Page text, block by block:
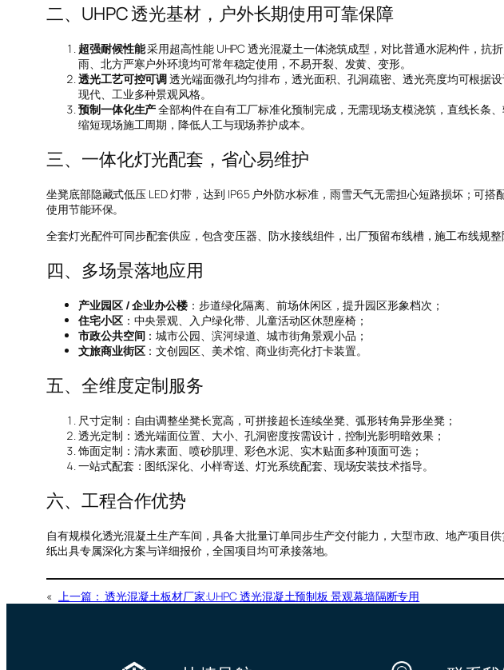
二、UHPC 透光基材，户外长期使用可靠保障
超强耐候性能采用超高性能 UHPC 透光混凝土一体浇筑成型，对比普通水泥构件，抗
雨、北方严寒户外环境均可常年稳定使用，不易开裂、发黄、变形。
透光工艺可控可调透光端面微孔均匀排布，透光面积、孔洞疏密、透光亮度均可根据
现代、工业多种景观风格。
预制一体化生产全部构件在自有工厂标准化预制完成，无需现场支模浇筑，直线长条
缩短现场施工周期，降低人工与现场养护成本。
三、一体化灯光配套，省心易维护
坐凳底部隐藏式低压 LED 灯带，达到 IP65 户外防水标准，雨雪天气无需担心短路损坏；可
使用节能环保。
全套灯光配件可同步配套供应，包含变压器、防水接线组件，出厂预留布线槽，施工布线规
四、多场景落地应用
产业园区 / 企业办公楼：步道绿化隔离、前场休闲区，提升园区形象档次；
住宅小区：中央景观、入户绿化带、儿童活动区休憩座椅；
市政公共空间：城市公园、滨河绿道、城市街角景观小品；
文旅商业街区：文创园区、美术馆、商业街亮化打卡装置。
五、全维度定制服务
尺寸定制：自由调整坐凳长宽高，可拼接超长连续坐凳、弧形转角异形坐凳；
透光定制：透光端面位置、大小、孔洞密度按需设计，控制光影明暗效果；
饰面定制：清水素面、喷砂肌理、彩色水泥、实木贴面多种顶面可选；
一站式配套：图纸深化、小样寄送、灯光系统配套、现场安装技术指导。
六、工程合作优势
自有规模化透光混凝土生产车间，具备大批量订单同步生产交付能力，大型市政、地产项目
纸出具专属深化方案与详细报价，全国项目均可承接落地。
« 上一篇： 透光混凝土板材厂家:UHPC 透光混凝土预制板 景观幕墙隔断专用